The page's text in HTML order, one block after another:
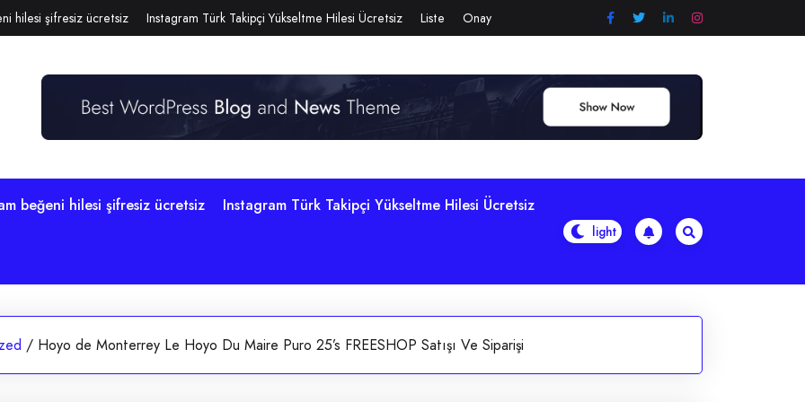
hilesi şifresiz ücretsiz Instagram Türk Takipçi Yükseltme Hilesi Ücretsiz Liste Onay
beğeni hilesi şifresiz ücretsiz Instagram Türk Takipçi Yükseltme Hilesi Ücretsiz
/ Hoyo de Monterrey Le Hoyo Du Maire Puro 25’s FREESHOP Satışı Ve Siparişi